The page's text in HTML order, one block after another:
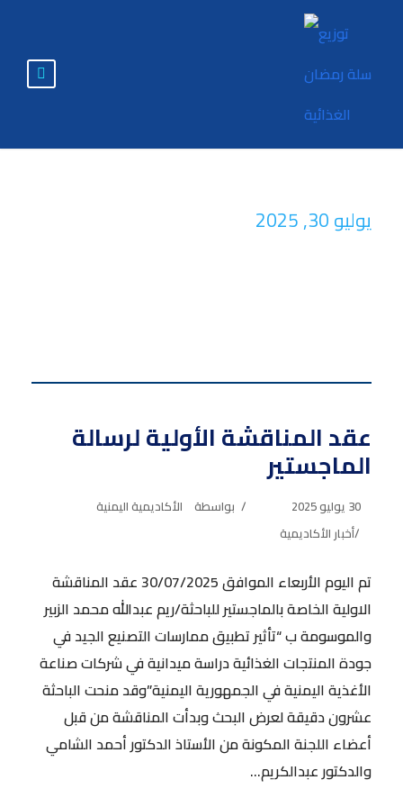
يوليو 30, 2025
عقد المناقشة الأولية لرسالة
الماجستير
30 يوليو 2025 بواسطة الأكاديمية اليمنية
أخبار الأكاديمية
تم اليوم الأربعاء الموافق 30/07/2025 عقد المناقشة
الاولية الخاصة بالماجستير للباحثة/ريم عبدالله محمد الزبير
والموسومة ب “تأثير تطبيق ممارسات التصنيع الجيد في
جودة المنتجات الغذائية دراسة ميدانية في شركات صناعة
الأغذية اليمنية في الجمهورية اليمنية”وقد منحت الباحثة
عشرون دقيقة لعرض البحث وبدأت المناقشة من قبل
أعضاء اللجنة المكونة من الأستاذ الدكتور أحمد الشامي
والدكتور عبدالكريم...